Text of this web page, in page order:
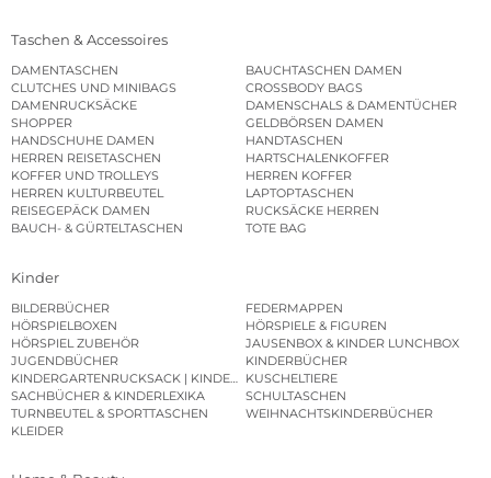
Taschen & Accessoires
DAMENTASCHEN
BAUCHTASCHEN DAMEN
CLUTCHES UND MINIBAGS
CROSSBODY BAGS
DAMENRUCKSÄCKE
DAMENSCHALS & DAMENTÜCHER
SHOPPER
GELDBÖRSEN DAMEN
HANDSCHUHE DAMEN
HANDTASCHEN
HERREN REISETASCHEN
HARTSCHALENKOFFER
KOFFER UND TROLLEYS
HERREN KOFFER
HERREN KULTURBEUTEL
LAPTOPTASCHEN
REISEGEPÄCK DAMEN
RUCKSÄCKE HERREN
BAUCH- & GÜRTELTASCHEN
TOTE BAG
Kinder
BILDERBÜCHER
FEDERMAPPEN
HÖRSPIELBOXEN
HÖRSPIELE & FIGUREN
HÖRSPIEL ZUBEHÖR
JAUSENBOX & KINDER LUNCHBOX
JUGENDBÜCHER
KINDERBÜCHER
KINDERGARTENRUCKSACK | KINDERGARTENBEUTEL
KUSCHELTIERE
SACHBÜCHER & KINDERLEXIKA
SCHULTASCHEN
TURNBEUTEL & SPORTTASCHEN
WEIHNACHTSKINDERBÜCHER
KLEIDER